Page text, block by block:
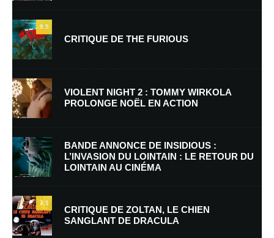
Nom*
E-mail *
Enregistrer mon nom, mon e-mail et mon site dans le navigateur pour
mon prochain commentaire.
Prévenez-moi de tous les nouveaux commentaires par e-mail.
9.5
CRITIQUE DE THE FURIOUS
VIOLENT NIGHT 2 : TOMMY WIRKOLA
PROLONGE NOËL EN ACTION
BANDE ANNONCE DE INSIDIOUS :
L’INVASION DU LOINTAIN : LE RETOUR DU
LOINTAIN AU CINÉMA
7.5
CRITIQUE DE ZOLTAN, LE CHIEN
SANGLANT DE DRACULA